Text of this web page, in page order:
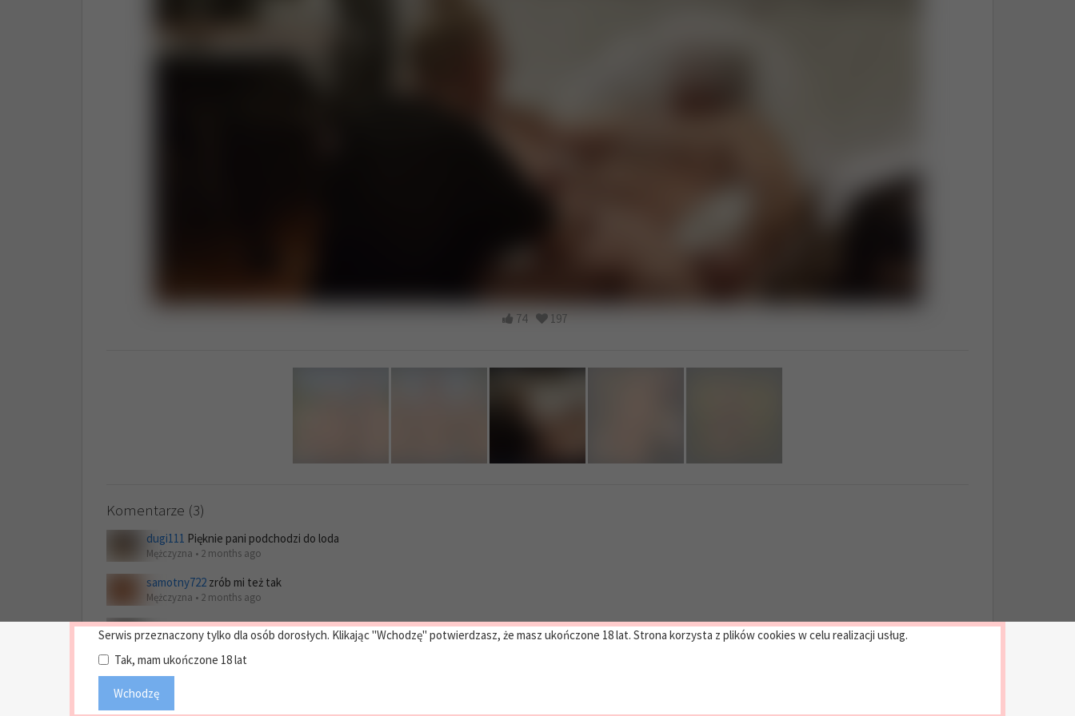
74 197
Komentarze (3)
dugi111 Pięknie pani podchodzi do loda
Mężczyzna • 2 months ago
samotny722 zrób mi też tak
Mężczyzna • 2 months ago
PupunioBoskooo
Mężczyzna • 12 days ago
Serwis przeznaczony tylko dla osób dorosłych. Klikając "Wchodzę" potwierdzasz, że masz ukończone 18 lat. Strona korzysta z plików cookies w celu realizacji usług.
Tak, mam ukończone 18 lat
Wchodzę